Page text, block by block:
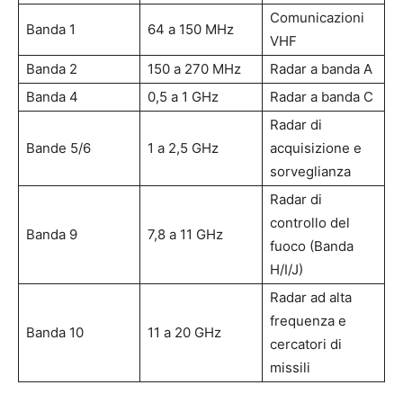
Banda 1 64 a 150 MHz
Comunicazioni
VHF
Banda 2
150 a 270 MHz
Radar a banda A
Banda 4
0,5 a 1 GHz Radar a banda C
Bande 5/6 1 a 2,5 GHz
Radar di
acquisizione e
sorveglianza
Banda 9 7,8 a 11 GHz
Radar di
controllo del
fuoco (Banda
H/I/J)
Banda 10 11 a 20 GHz
Radar ad alta
frequenza e
cercatori di
missili